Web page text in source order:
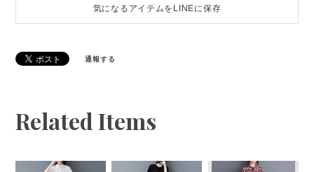
気になるアイテムをLINEに保存
通報する
Related Items